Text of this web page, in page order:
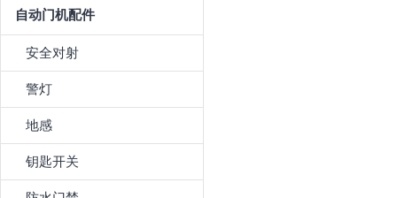
自动门机配件
安全对射
警灯
地感
钥匙开关